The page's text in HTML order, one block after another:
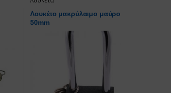
Λουκέτο μακρύλαιμο μαύρο
50mm